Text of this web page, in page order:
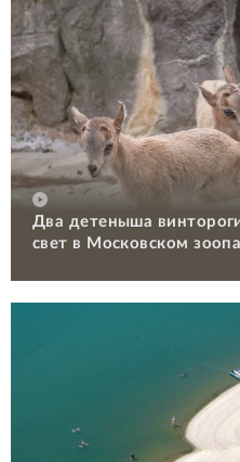
Два детеныша
свет в Московском